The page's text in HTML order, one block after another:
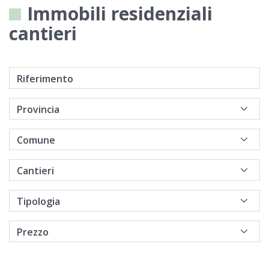
Immobili residenziali
cantieri